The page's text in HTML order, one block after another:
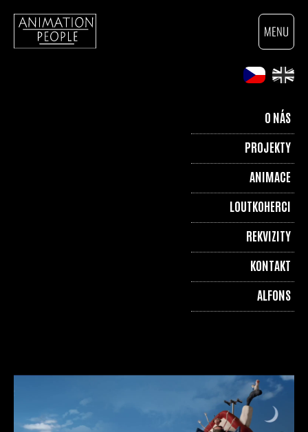
O NÁS
PROJEKTY
ANIMACE
LOUTKOHERCI
REKVIZITY
KONTAKT
ALFONS